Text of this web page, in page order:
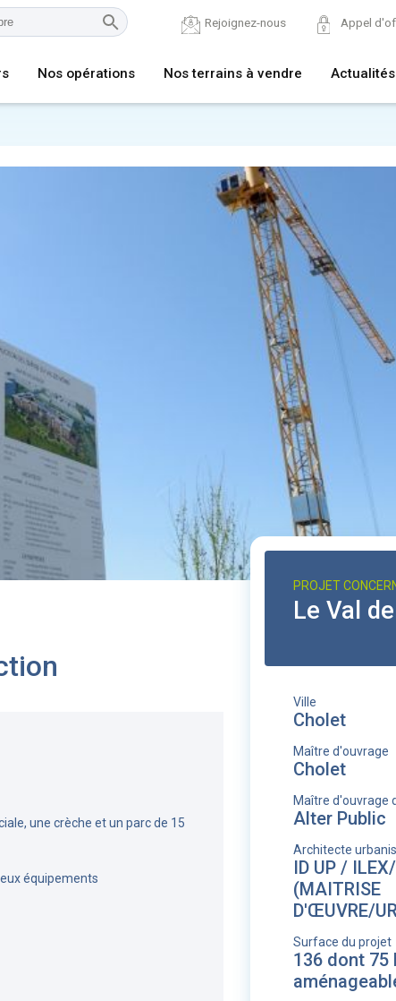
Rejoignez-nous Appel
Nos opérations Nos terrains à vendre Actualités
une crèche et un parc de 15
équipements
PROJET
Le Val
Ville
Cholet
Maître d'ouvrage
Cholet
Maître d'ouvrage
Alter Public
Architecte
ID UP /
(MAITRISE
D'ŒUVRE/
Surface du projet
136 dont 75